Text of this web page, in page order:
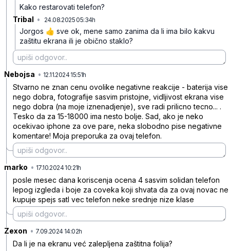
Kako restarovati telefon?
Tribal • 24.08.2025 05:34h
Jorgos 👍 sve ok, mene samo zanima da li ima bilo kakvu
zaštitu ekrana ili je obično staklo?
Nebojsa • 12.11.2024 15:51h
Stvarno ne znan cenu ovolike negativne reakcije - baterija vise
nego dobra, fotografije sasvim pristojne, vidljivost ekrana vise
nego dobra (na moje iznenadjenje), sve radi prilicno tecno... .
Tesko da za 15-18000 ima nesto bolje. Sad, ako je neko
ocekivao iphone za ove pare, neka slobodno pise negativne
komentare! Moja preporuka za ovaj telefon.
marko • 17.10.2024 10:21h
posle mesec dana koriscenja ocena 4 sasvim solidan telefon
lepog izgleda i boje za coveka koji shvata da za ovaj novac ne
kupuje spejs satl vec telefon neke srednje nize klase
Zexon • 7.09.2024 14:02h
Da li je na ekranu već zalepljena zaštitna folija?